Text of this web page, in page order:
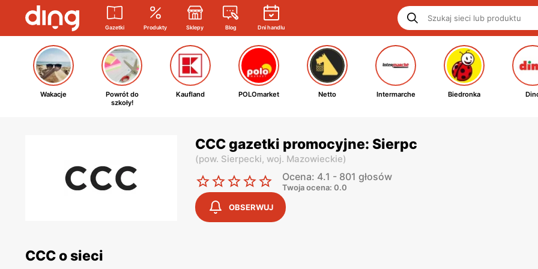
Gazetki Produkty Sklepy Blog Dni handlu
Wakacje
Powrót do
szkoły!
Kaufland POLOmarket Netto Intermarche Biedronka
CCC gazetki promocyjne: Sierpc
(pow. Sierpecki, woj. Mazowieckie)
Ocena: 4.1 - 801 głosów
Twoja ocena: 0.0
OBSERWUJ
CCC o sieci